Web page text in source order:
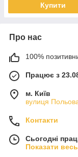
Купити
Про нас
100%
Працює з
м. Київ
вулиця
Контакти
Сьогодні
Показати